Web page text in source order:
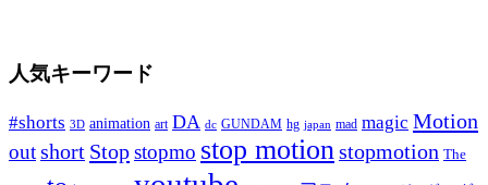
人気キーワード
#shorts 3D animation art DA dc GUNDAM hg japan mad magic Motion
outshort Stopstopmo stop motionstopmotion The